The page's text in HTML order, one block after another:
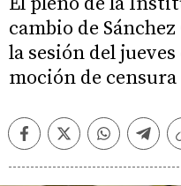
cambio de
la sesión del
moción de censura
FacebookTwitterWhatsapp